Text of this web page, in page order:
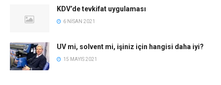
KDV’de tevkifat uygulaması
6 NISAN 2021
UV mi, solvent mi, işiniz için hangisi daha iyi?
15 MAYIS 2021